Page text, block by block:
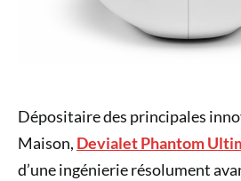
Dépositaire des principales
Maison, Devialet Phantom
d’une ingénierie résolument